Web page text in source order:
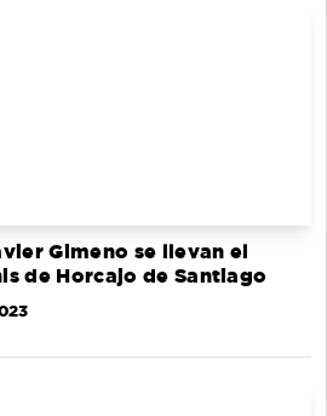
Gimeno se llevan el
de Horcajo de Santiago